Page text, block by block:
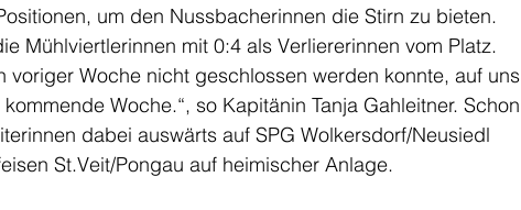
um den Nussbacherinnen die Stirn zu bieten.
Mühlviertlerinnen mit 0:4 als Verliererinnen vom Platz.
voriger Woche nicht geschlossen werden konnte, auf uns
Woche.“, so Kapitänin Tanja Gahleitner. Schon
dabei auswärts auf SPG Wolkersdorf/Neusiedl
St.Veit/Pongau auf heimischer Anlage.